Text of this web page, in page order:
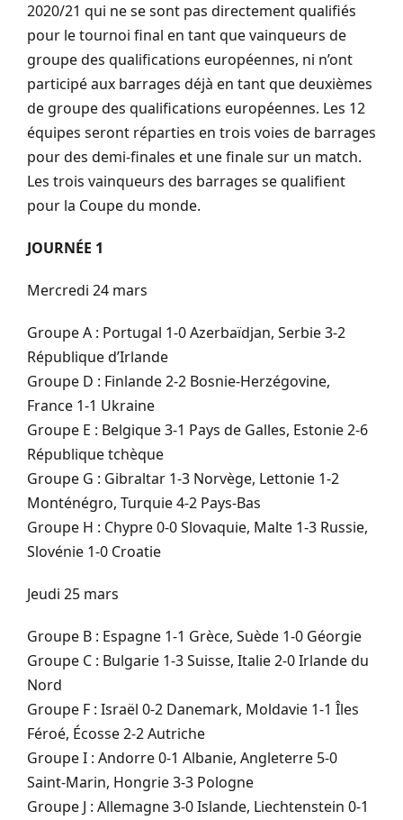
2020/21 qui ne se sont pas directement qualifiés
pour le tournoi final en tant que vainqueurs de
groupe des qualifications européennes, ni n’ont
participé aux barrages déjà en tant que deuxièmes
de groupe des qualifications européennes. Les 12
équipes seront réparties en trois voies de barrages
pour des demi-finales et une finale sur un match.
Les trois vainqueurs des barrages se qualifient
pour la Coupe du monde.
JOURNÉE 1
Mercredi 24 mars
Groupe A : Portugal 1-0 Azerbaïdjan, Serbie 3-2
République d’Irlande
Groupe D : Finlande 2-2 Bosnie-Herzégovine,
France 1-1 Ukraine
Groupe E : Belgique 3-1 Pays de Galles, Estonie 2-6
République tchèque
Groupe G : Gibraltar 1-3 Norvège, Lettonie 1-2
Monténégro, Turquie 4-2 Pays-Bas
Groupe H : Chypre 0-0 Slovaquie, Malte 1-3 Russie,
Slovénie 1-0 Croatie
Jeudi 25 mars
Groupe B : Espagne 1-1 Grèce, Suède 1-0 Géorgie
Groupe C : Bulgarie 1-3 Suisse, Italie 2-0 Irlande du
Nord
Groupe F : Israël 0-2 Danemark, Moldavie 1-1 Îles
Féroé, Écosse 2-2 Autriche
Groupe I : Andorre 0-1 Albanie, Angleterre 5-0
Saint-Marin, Hongrie 3-3 Pologne
Groupe J : Allemagne 3-0 Islande, Liechtenstein 0-1